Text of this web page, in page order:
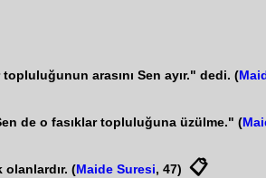
arasını Sen ayır." dedi. (
de o fasıklar topluluğuna üzülme." (
(Maide Suresi, 47) 📋